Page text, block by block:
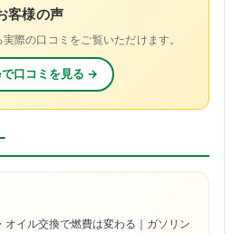
オイル交換で燃費は変わる｜ガソリン
客様の声
際の口コミをご覧いただけます。
口コミを見る →